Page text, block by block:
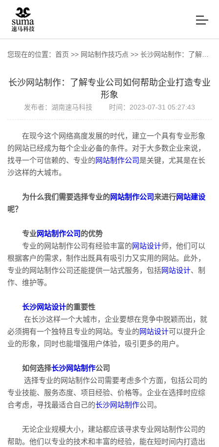
您现在的位置： 首页 >> 网站制作技巧点 >> 长沙网站制作：了解专业公司如何帮助企业打造专业形象
长沙网站制作：了解专业公司如何帮助企业打造专业
形象
发布者：湖南速马科技 时间：2023-07-31 05:27:43
在现今这个网络高度发展的时代，建立一个具有专业形象
的网站已经成为每个企业必备的条件。对于大多数企业来说，
找寻一个可信赖的、专业的网站制作公司是关键，尤其是在长
沙这样的大城市。
为什么我们需要选择专业的网站制作公司来进行网站建设
呢？
专业网站制作公司的优势
专业的网站制作公司有经验丰富的网站设计师，他们可以
根据客户的需求，制作出既具有吸引力又实用的网站。此外，
专业的网站制作公司还能提供一站式服务，包括网站设计、制
作、维护等。
长沙网站设计的重要性
在长沙这样一个大城市，企业要想在竞争中脱颖而出，就
必须拥有一个独特且专业的网站。专业的网站设计可以提升企
业的形象，同时也能增强用户体验，吸引更多的用户。
如何选择长沙网站制作公司
选择专业的网站制作公司需要考虑多个方面，包括公司的
专业技能、服务态度、项目经验、价格等。企业在选择时应综
合考虑，寻找最适合自己的长沙网站制作公司。
无论企业规模大小，建站都应该寻求专业网站制作公司的
帮助。他们以专业的技术和丰富的经验，能在短时间内打造出